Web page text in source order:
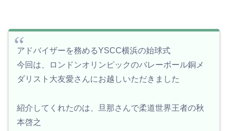
アドバイザーを務めるYSCC横浜の始球式
今回は、ロンドンオリンピックのバレーボール銅メ
ダリスト大友愛さんにお越しいただきました
紹介してくれたのは、旦那さんで柔道世界王者の秋
本啓之